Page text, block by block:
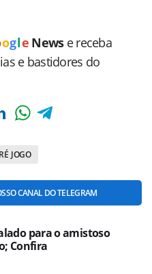
og le News e receba
e bastidores do
JOGO
CANAL DO TELEGRAM
para o amistoso
Confira